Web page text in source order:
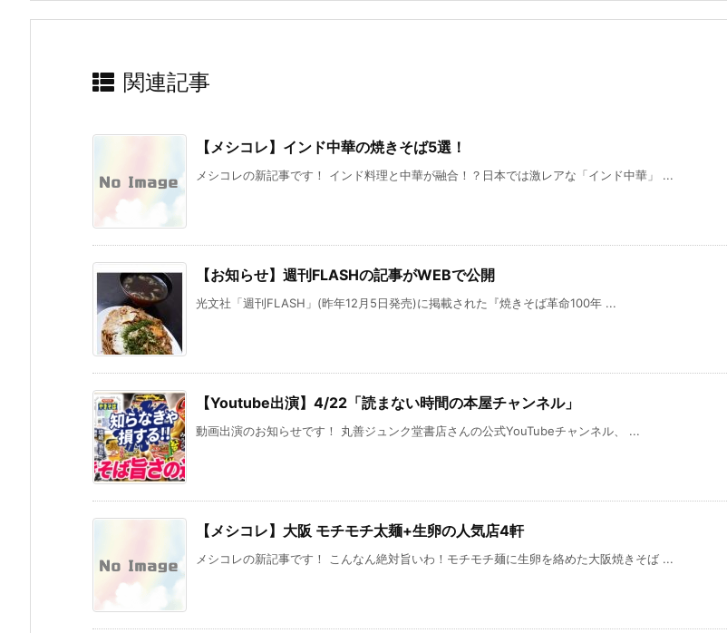
関連記事
【メシコレ】インド中華の焼きそば5選！
メシコレの新記事です！ インド料理と中華が融合！？日本では激レアな「インド中華」 ...
【お知らせ】週刊FLASHの記事がWEBで公開
光文社「週刊FLASH」(昨年12月5日発売)に掲載された『焼きそば革命100年 ...
【Youtube出演】4/22「読まない時間の本屋チャンネル」
動画出演のお知らせです！ 丸善ジュンク堂書店さんの公式YouTubeチャンネル、 ...
【メシコレ】大阪 モチモチ太麺+生卵の人気店4軒
メシコレの新記事です！ こんなん絶対旨いわ！モチモチ麺に生卵を絡めた大阪焼きそば ...